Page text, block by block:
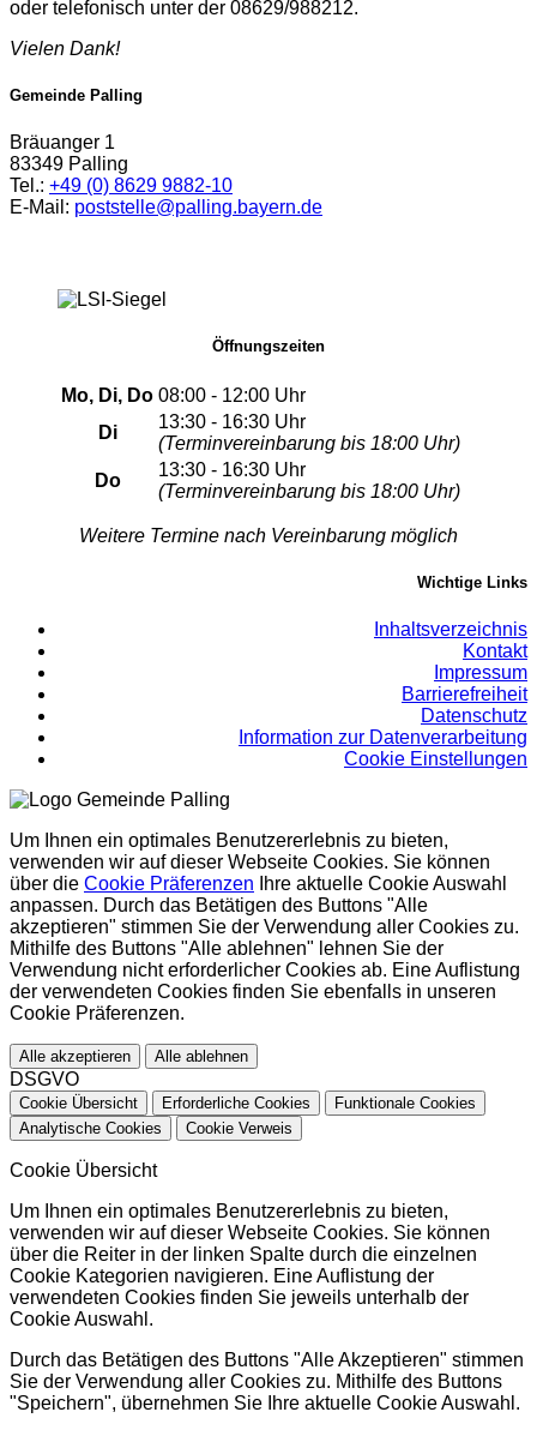
oder telefonisch unter der 08629/988212.
Vielen Dank!
Gemeinde Palling
Bräuanger 1
83349 Palling
Tel.: +49 (0) 8629 9882-10
E-Mail: poststelle@palling.bayern.de
Öffnungszeiten
Mo, Di, Do 08:00 - 12:00 Uhr
Di
13:30 - 16:30 Uhr
(Terminvereinbarung bis 18:00 Uhr)
Do
13:30 - 16:30 Uhr
(Terminvereinbarung bis 18:00 Uhr)
Weitere Termine nach Vereinbarung möglich
Wichtige Links
Inhaltsverzeichnis
Kontakt
Impressum
Barrierefreiheit
Datenschutz
Information zur Datenverarbeitung
Cookie Einstellungen
Um Ihnen ein optimales Benutzererlebnis zu bieten,
verwenden wir auf dieser Webseite Cookies. Sie können
über die Cookie Präferenzen Ihre aktuelle Cookie Auswahl
anpassen. Durch das Betätigen des Buttons "Alle
akzeptieren" stimmen Sie der Verwendung aller Cookies zu.
Mithilfe des Buttons "Alle ablehnen" lehnen Sie der
Verwendung nicht erforderlicher Cookies ab. Eine Auflistung
der verwendeten Cookies finden Sie ebenfalls in unseren
Cookie Präferenzen.
Alle akzeptieren Alle ablehnen
DSGVO
Cookie Übersicht Erforderliche Cookies
Funktionale Cookies
Analytische Cookies
Cookie Verweis
Cookie Übersicht
Um Ihnen ein optimales Benutzererlebnis zu bieten,
verwenden wir auf dieser Webseite Cookies. Sie können
über die Reiter in der linken Spalte durch die einzelnen
Cookie Kategorien navigieren. Eine Auflistung der
verwendeten Cookies finden Sie jeweils unterhalb der
Cookie Auswahl.
Durch das Betätigen des Buttons "Alle Akzeptieren" stimmen
Sie der Verwendung aller Cookies zu. Mithilfe des Buttons
"Speichern", übernehmen Sie Ihre aktuelle Cookie Auswahl.